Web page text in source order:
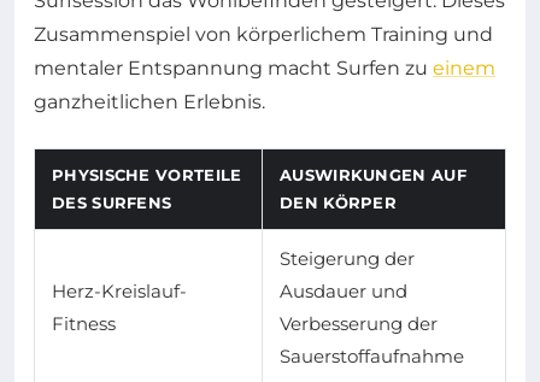
Zusammenspiel von körperlichem Training und
mentaler Entspannung macht Surfen zu einem
ganzheitlichen Erlebnis.
PHYSISCHE VORTEILE
DES SURFENS
AUSWIRKUNGEN AUF
DEN KÖRPER
Herz-Kreislauf-
Fitness
Steigerung der
Ausdauer und
Verbesserung der
Sauerstoffaufnahme